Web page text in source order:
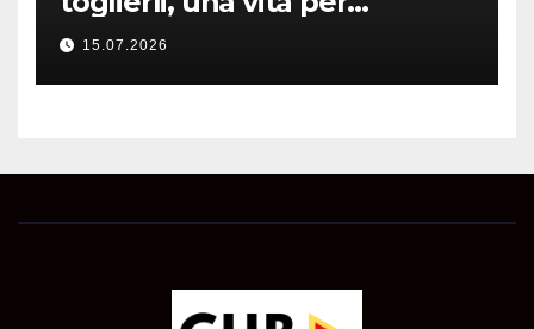
riconoscerli…
15.07.2026